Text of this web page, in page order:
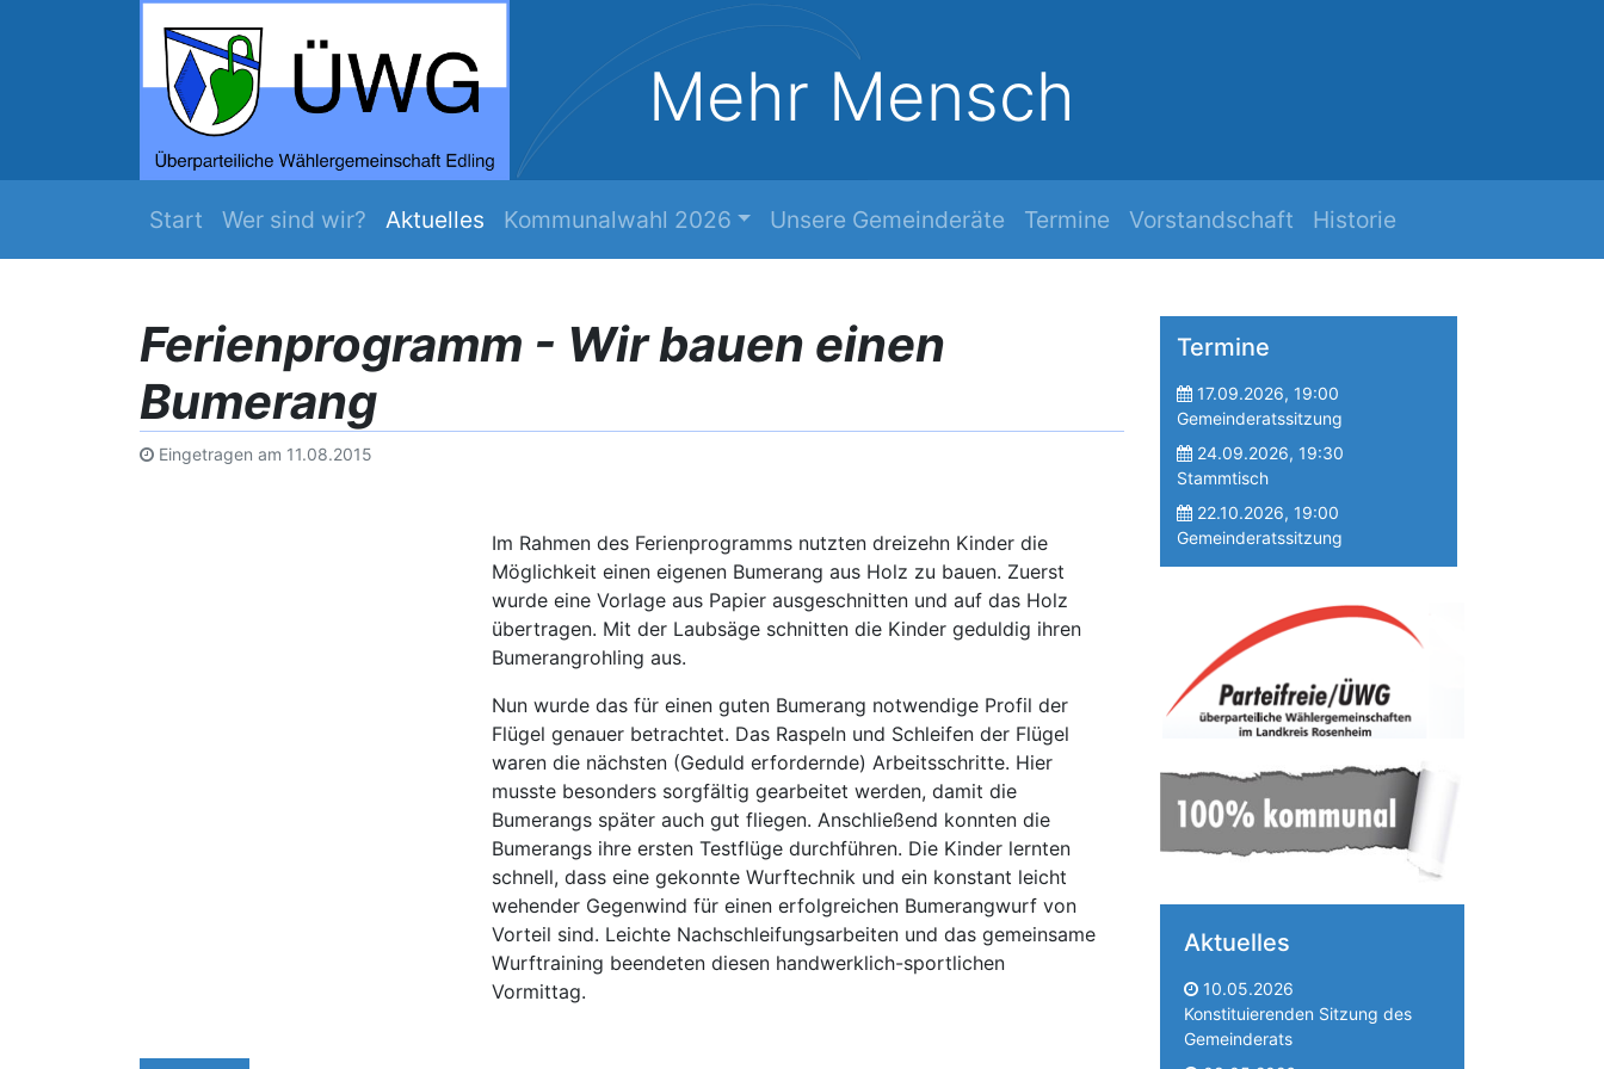
WERDS ... Mehr Mensch
Mehr Edling
Start Wer sind wir? Aktuelles Kommunalwahl 2026 Unsere Gemeinderäte Termine Vorstandschaft Historie
Ferienprogramm - Wir bauen einen
Bumerang
Eingetragen am 11.08.2015
Im Rahmen des Ferienprogramms nutzten dreizehn Kinder die
Möglichkeit einen eigenen Bumerang aus Holz zu bauen. Zuerst
wurde eine Vorlage aus Papier ausgeschnitten und auf das Holz
übertragen. Mit der Laubsäge schnitten die Kinder geduldig ihren
Bumerangrohling aus.
Nun wurde das für einen guten Bumerang notwendige Profil der
Flügel genauer betrachtet. Das Raspeln und Schleifen der Flügel
waren die nächsten (Geduld erfordernde) Arbeitsschritte. Hier
musste besonders sorgfältig gearbeitet werden, damit die
Bumerangs später auch gut fliegen. Anschließend konnten die
Bumerangs ihre ersten Testflüge durchführen. Die Kinder lernten
schnell, dass eine gekonnte Wurftechnik und ein konstant leicht
wehender Gegenwind für einen erfolgreichen Bumerangwurf von
Vorteil sind. Leichte Nachschleifungsarbeiten und das gemeinsame
Wurftraining beendeten diesen handwerklich-sportlichen
Vormittag.
Termine
17.09.2026, 19:00
Gemeinderatssitzung
24.09.2026, 19:30
Stammtisch
22.10.2026, 19:00
Gemeinderatssitzung
Aktuelles
10.05.2026
Konstituierenden Sitzung des
Gemeinderats